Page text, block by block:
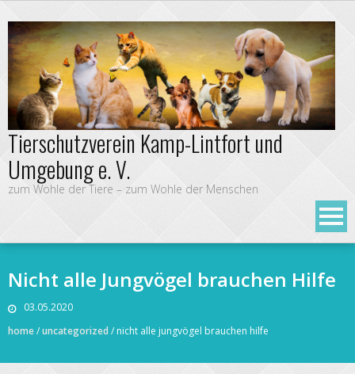
Tierschutzverein Kamp-Lintfort und
Umgebung e. V.
zum Wohle der Tiere – zum Wohle der Menschen
Nicht alle Jungvögel brauchen Hilfe
03.05.2020
home/uncategorized / nicht alle jungvögel brauchen hilfe